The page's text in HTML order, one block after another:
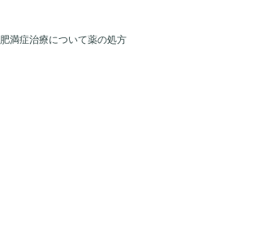
肥満症治療について薬の処方